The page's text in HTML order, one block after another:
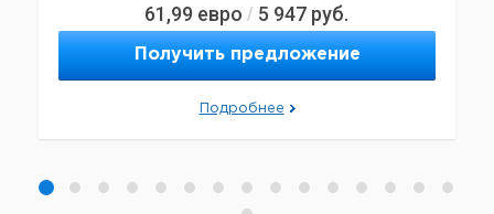
61,99 евро / 5 947 руб.
Получить предложение
Подробнее